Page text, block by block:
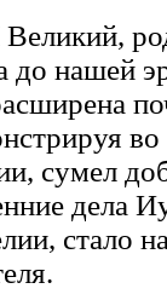
до нашей
сумел
дела
стало